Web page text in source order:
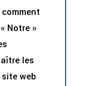
Notre »
les
web